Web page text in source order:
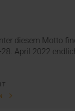
diesem Motto
April 2022